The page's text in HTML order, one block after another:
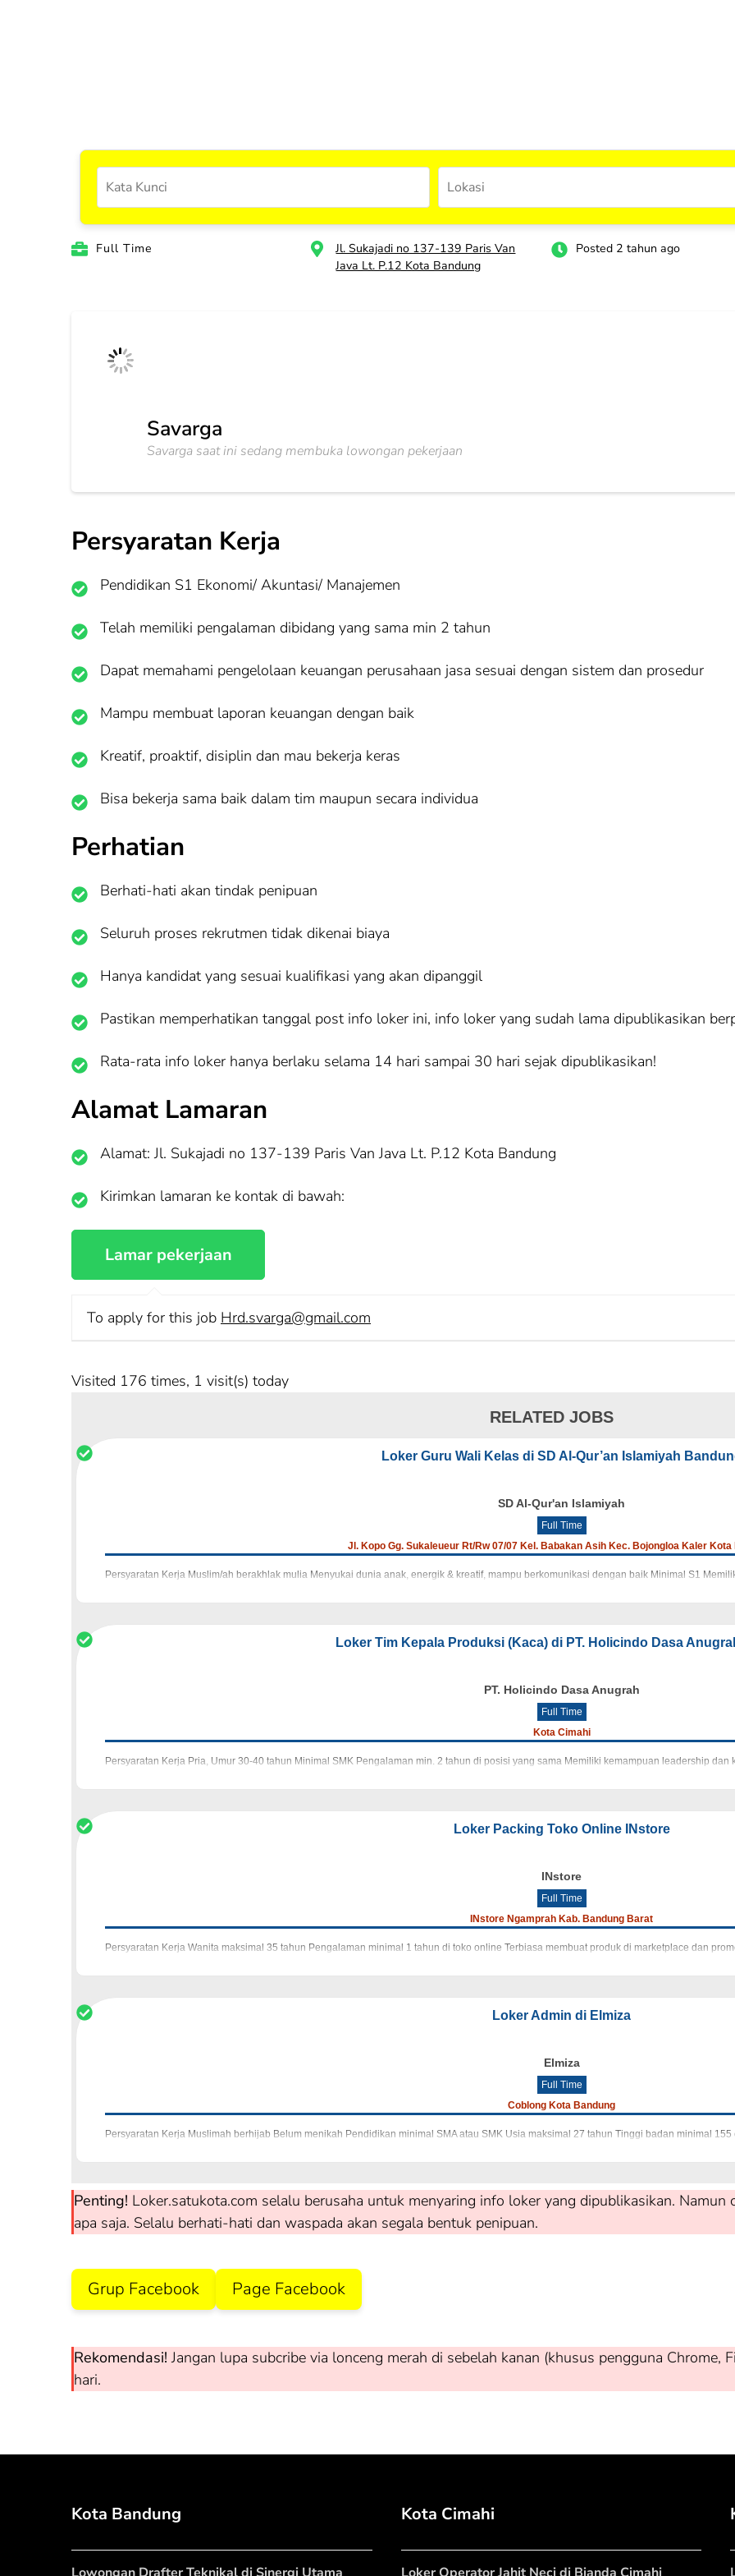
Full Time
Jl. Sukajadi no 137-139 Paris Van
Java Lt. P.12 Kota Bandung
Posted 2 tahun ago
Savarga
Savarga saat ini sedang membuka lowongan pekerjaan
Persyaratan Kerja
Pendidikan S1 Ekonomi/ Akuntasi/ Manajemen
Telah memiliki pengalaman dibidang yang sama min 2 tahun
Dapat memahami pengelolaan keuangan perusahaan jasa sesuai dengan sistem dan prosedur
Mampu membuat laporan keuangan dengan baik
Kreatif, proaktif, disiplin dan mau bekerja keras
Bisa bekerja sama baik dalam tim maupun secara individua
Perhatian
Berhati-hati akan tindak penipuan
Seluruh proses rekrutmen tidak dikenai biaya
Hanya kandidat yang sesuai kualifikasi yang akan dipanggil
Pastikan memperhatikan tanggal post info loker ini, info loker yang sudah lama dipublikasikan
Rata-rata info loker hanya berlaku selama 14 hari sampai 30 hari sejak dipublikasikan!
Alamat Lamaran
Alamat: Jl. Sukajadi no 137-139 Paris Van Java Lt. P.12 Kota Bandung
Kirimkan lamaran ke kontak di bawah:
To apply for this job Hrd.svarga@gmail.com
Visited 176 times, 1 visit(s) today
RELATED JOBS
Loker Guru Wali Kelas di SD Al-Qur’an Islamiyah
SD Al-Qur'an Islamiyah
Full Time
Jl. Kopo Gg. Sukaleueur Rt/Rw 07/07 Kel. Babakan Asih Kec. Bojongloa Kaler Kota
Persyaratan Kerja Muslim/ah berakhlak mulia Menyukai dunia anak, energik & kreatif, mampu berkomunikasi dengan baik Minimal S1
Loker Tim Kepala Produksi (Kaca) di PT. Holicindo Dasa
PT. Holicindo Dasa Anugrah
Full Time
Kota Cimahi
Persyaratan Kerja Pria, Umur 30-40 tahun Minimal SMK Pengalaman min. 2 tahun di posisi yang sama Memiliki kemampuan leadership
Loker Packing Toko Online INstore
INstore
Full Time
INstore Ngamprah Kab. Bandung Barat
Persyaratan Kerja Wanita maksimal 35 tahun Pengalaman minimal 1 tahun di toko online Terbiasa membuat produk di marketplace dan
Loker Admin di Elmiza
Elmiza
Full Time
Coblong Kota Bandung
Persyaratan Kerja Muslimah berhijab Belum menikah Pendidikan minimal SMA atau SMK Usia maksimal 27 tahun Tinggi badan minimal
Penting! Loker.satukota.com selalu berusaha untuk menyaring info loker yang dipublikasikan. Namun
apa saja. Selalu berhati-hati dan waspada akan segala bentuk penipuan.
Grup Facebook Page Facebook
Rekomendasi! Jangan lupa subcribe via lonceng merah di sebelah kanan (khusus pengguna Chrome,
hari.
Kota Bandung Kota Cimahi